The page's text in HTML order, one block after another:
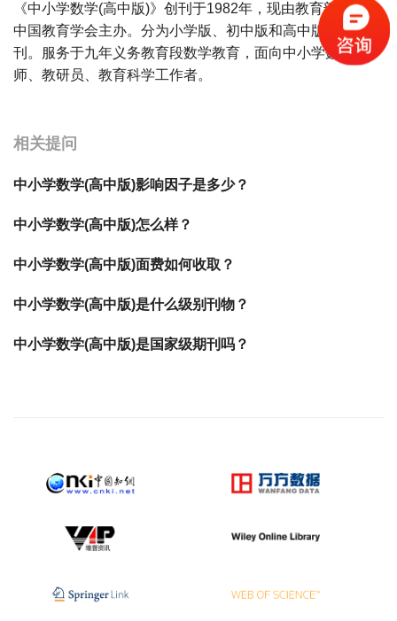
《中小学数学(高中版)》创刊于1982年，现由教育部主管、
中国教育学会主办。分为小学版、初中版和高中版，均为月
刊。服务于九年义务教育段数学教育，面向中小学数学教
师、教研员、教育科学工作者。
相关提问
中小学数学(高中版)影响因子是多少？
中小学数学(高中版)怎么样？
中小学数学(高中版)面费如何收取？
中小学数学(高中版)是什么级别刊物？
中小学数学(高中版)是国家级期刊吗？